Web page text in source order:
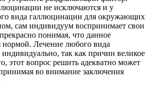
не исключаются и у
вида галлюцинации для окружающих
сам индивидуум воспринимает свои
понимая, что данное
нормой. Лечение любого вида
так как причин великое
этот вопрос решить адекватно может
во внимание заключения